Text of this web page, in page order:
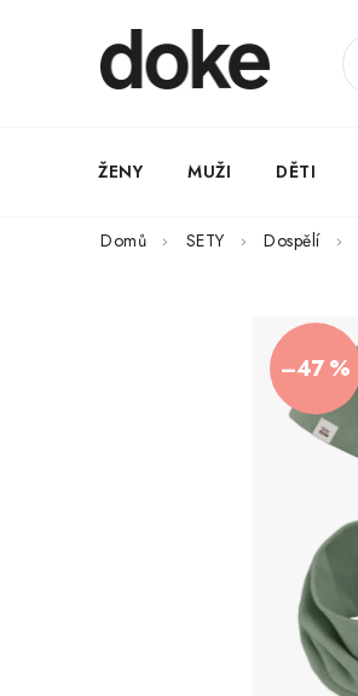
ŽENY MUŽI DĚTI
Domů SETY Dospělí
–47 %